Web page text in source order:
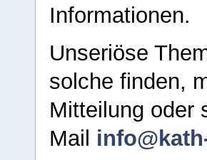
Informationen.
Unseriöse
solche finden,
Mitteilung oder
Mail